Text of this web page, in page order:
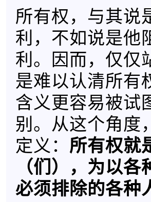
所有权，与其说
利，不如说是他
利。因而，仅仅
是难以认清所有
含义更容易被试
别。从这个角度
定义： 所有权就
（们），为以
必须排除的各种